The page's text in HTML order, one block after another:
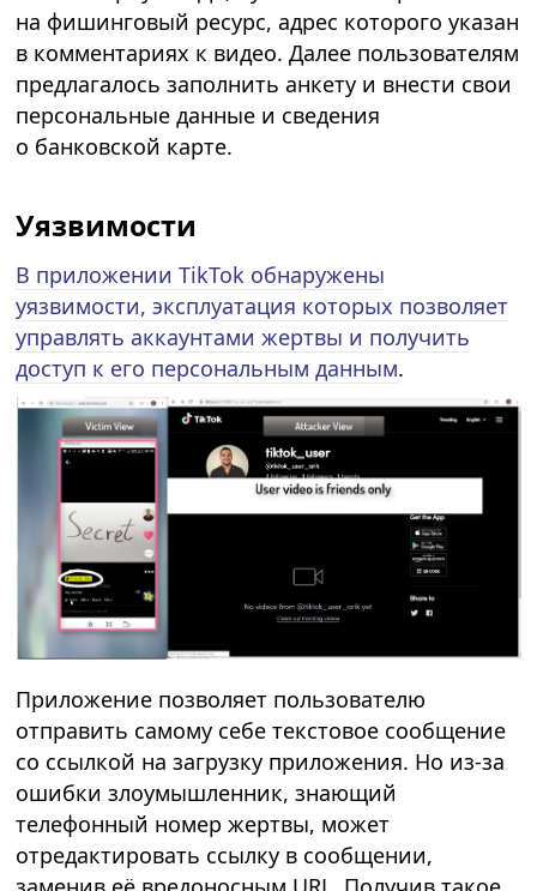
на фишинговый ресурс, адрес которого указан
в комментариях к видео. Далее пользователям
предлагалось заполнить анкету и внести свои
персональные данные и сведения
о банковской карте.
Уязвимости
В приложении TikTok обнаружены
уязвимости, эксплуатация которых позволяет
управлять аккаунтами жертвы и получить
доступ к его персональным данным.
Приложение позволяет пользователю
отправить самому себе текстовое сообщение
со ссылкой на загрузку приложения. Но из-за
ошибки злоумышленник, знающий
телефонный номер жертвы, может
отредактировать ссылку в сообщении,